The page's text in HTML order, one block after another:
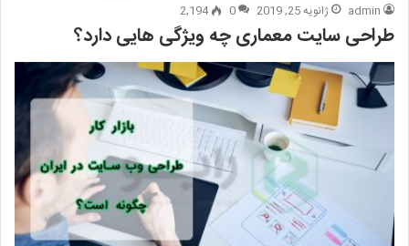
admin ژانویه 25, 2019 0
2,194
طراحی سایت معماری چه ویژگی هایی دارد؟